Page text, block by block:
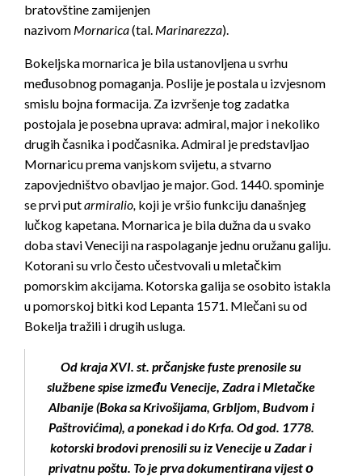
bratovštine zamijenjen
nazivom Mornarica(tal. Marinarezza).
Bokeljska mornarica je bila ustanovljena u svrhu
međusobnog pomaganja. Poslije je postala u izvjesnom
smislu bojna formacija. Za izvršenje tog zadatka
postojala je posebna uprava: admiral, major i nekoliko
drugih časnika i podčasnika. Admiral je predstavljao
Mornaricu prema vanjskom svijetu, a stvarno
zapovjedništvo obavljao je major. God. 1440. spominje
se prvi putarmiralio, koji je vršio funkciju današnjeg
lučkog kapetana. Mornarica je bila dužna da u svako
doba stavi Veneciji na raspolaganje jednu oružanu galiju.
Kotorani su vrlo često učestvovali u mletačkim
pomorskim akcijama. Kotorska galija se osobito istakla
u pomorskoj bitki kod Lepanta 1571. Mlečani su od
Bokelja tražili i drugih usluga.
Od kraja XVI. st. prčanjske fuste prenosile su
službene spise između Venecije, Zadra i Mletačke
Albanije (Boka sa Krivošijama, Grbljom, Budvom i
Paštrovićima), a ponekad i do Krfa. Od god. 1778.
kotorski brodovi prenosili su iz Venecije u Zadar i
privatnu poštu. To je prva dokumentirana vijest о